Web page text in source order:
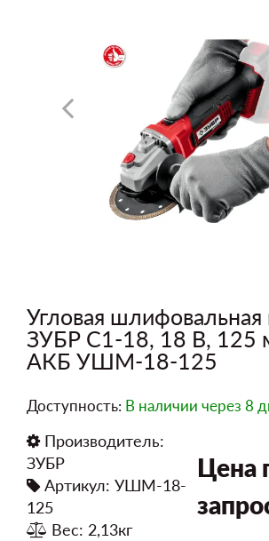
Угловая
ЗУБР С1-18, 18 В, 125
АКБ УШМ-18-125
Доступность: В наличии через 8
Производитель:
ЗУБР
Артикул: УШМ-18-
125
Вес: 2,13кг
Цена